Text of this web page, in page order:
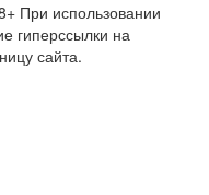
При использовании
гиперссылки на
сайта.